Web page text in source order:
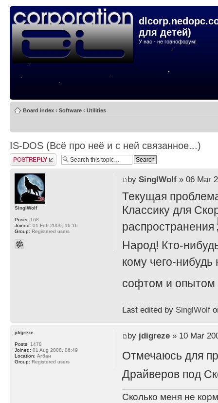
для детей)
У нас - не говнофорум!
Board index ‹ Software ‹ Utilities
IS-DOS (Всё про неё и с ней связанное...)
Post a reply
by SinglWolf» 06 Mar
Текущая
Классику для
распространения
Народ! Кто-
кому чего-
софтом и опытом
Last edited by SinglWolf
SinglWolf
Posts: 168
Joined: 01 Feb 2009, 16:16
Group: Registered users
by jdigreze» 10 Mar
Отмечаюсь для
Драйверов под
Сколько меня не
jdigreze
Posts: 1478
Joined: 01 Aug 2008, 06:49
Location: Агбан
Group: Registered users